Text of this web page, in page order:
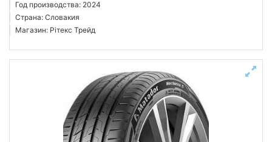
Год производства: 2024
Страна: Словакия
Магазин: Рітекс Трейд